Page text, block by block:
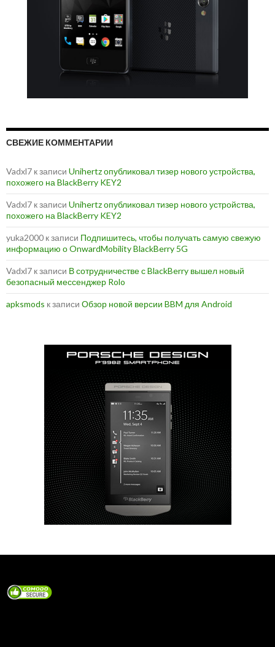
СВЕЖИЕ КОММЕНТАРИИ
Vadxl7 к записи Unihertz опубликовал тизер нового устройства,
похожего на BlackBerry KEY2
Vadxl7 к записи Unihertz опубликовал тизер нового устройства,
похожего на BlackBerry KEY2
yuka2000 к записи Подпишитесь, чтобы получать самую свежую
информацию о OnwardMobility BlackBerry 5G
Vadxl7 к записи В сотрудничестве с BlackBerry вышел новый
безопасный мессенджер Rolo
apksmods к записи Обзор новой версии BBM для Android